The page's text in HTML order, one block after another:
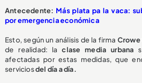
Antecedente: Más plata pa la vaca:
por emergencia económica
Esto, según un análisis de la firma Crowe
de realidad: laclase media urbana
afectadas por estas medidas, que
serviciosdel día a día.